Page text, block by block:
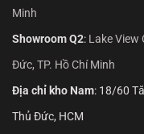
Minh
Showroom Q2: Lake View
Đức, TP. Hồ Chí Minh
Địa chỉ kho Nam: 18/60
Thủ Đức, HCM